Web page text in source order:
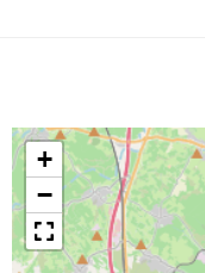
Trier par
Horodatage
+
−